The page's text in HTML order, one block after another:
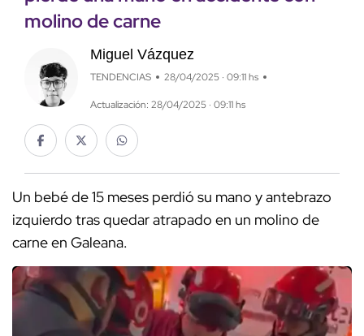
molino de carne
Miguel Vázquez
TENDENCIAS 28/04/2025 · 09:11 hs
Actualización: 28/04/2025 · 09:11 hs
Un bebé de 15 meses perdió su mano y antebrazo
izquierdo tras quedar atrapado en un molino de
carne en Galeana.